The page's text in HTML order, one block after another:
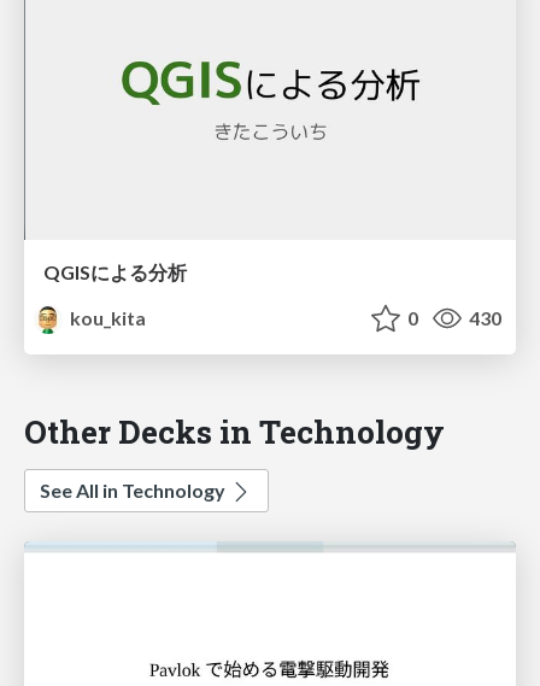
QGISによる分析
kou_kita
0 430
Other Decks in Technology
See All in Technology